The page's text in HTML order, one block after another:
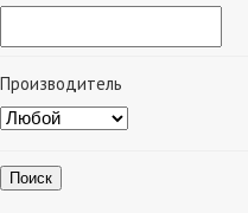
Производитель
Поиск